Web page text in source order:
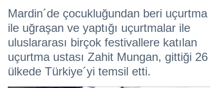
Mardin´de çocukluğundan beri uçurtma
ile uğraşan ve yaptığı uçurtmalar ile
uluslararası birçok festivallere katılan
uçurtma ustası Zahit Mungan, gittiği 26
ülkede Türkiye´yi temsil etti.